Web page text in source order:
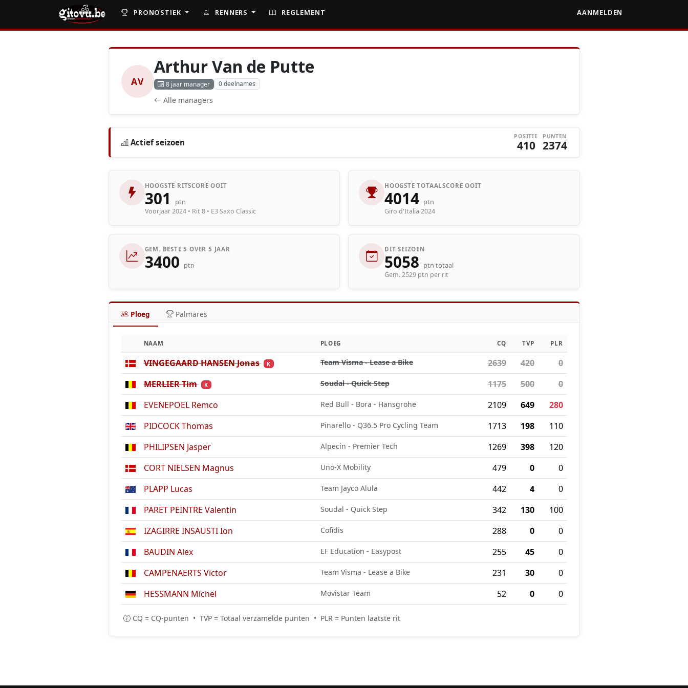
PRONOSTIEK RENNERS REGLEMENT AANMELDEN
AV
Arthur Van de Putte
8 jaar manager 0 deelnames
Alle managers
Actief seizoen
POSITIE
410
PUNTEN
2374
HOOGSTE RITSCORE OOIT
301 ptn
Voorjaar 2024 • Rit 8 • E3 Saxo Classic
HOOGSTE TOTAALSCORE OOIT
4014 ptn
Giro d'Italia 2024
GEM. BESTE 5 OVER 5 JAAR
3400 ptn
DIT SEIZOEN
5058 ptn totaal
Gem. 2529 ptn per rit
Ploeg Palmares
NAAM PLOEG CQ TVP PLR
VINGEGAARD HANSEN Jonas K Team Visma - Lease a Bike 2639 420
0
MERLIER Tim
K Soudal - Quick Step 1175 500
0
EVENEPOEL Remco
Red Bull - Bora - Hansgrohe 2109 649
280
PIDCOCK Thomas
Pinarello - Q36.5 Pro Cycling Team 1713 198
110
PHILIPSEN Jasper
Alpecin - Premier Tech 1269 398
120
CORT NIELSEN Magnus
Uno-X Mobility 479 0
0
PLAPP Lucas
Team Jayco Alula 442 4
0
PARET PEINTRE Valentin
Soudal - Quick Step 342 130
100
IZAGIRRE INSAUSTI Ion
Cofidis 288 0
0
BAUDIN Alex
EF Education - Easypost 255 45
0
CAMPENAERTS Victor
Team Visma - Lease a Bike 231 30
0
HESSMANN Michel
Movistar Team 52 0 0
CQ = CQ-punten • TVP = Totaal verzamelde punten • PLR = Punten laatste rit